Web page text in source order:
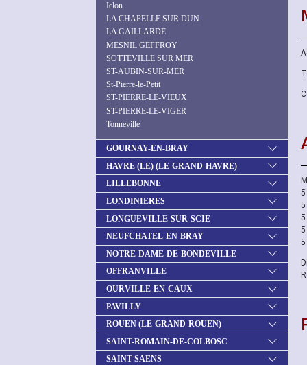
Iclon
LA CHAPELLE SUR DUN
LA GAILLARDE
MESNIL GEFFROY
SOTTEVILLE SUR MER
ST-AUBIN-SUR-MER
St-Pierre-le-Petit
ST-PIERRE-LE-VIEUX
ST-PIERRE-LE-VIGER
Tonneville
GOURNAY-EN-BRAY
HAVRE (LE) (LE-GRAND-HAVRE)
LILLEBONNE
LONDINIERES
LONGUEVILLE-SUR-SCIE
NEUFCHATEL-EN-BRAY
NOTRE-DAME-DE-BONDEVILLE
OFFRANVILLE
OURVILLE-EN-CAUX
PAVILLY
ROUEN (LE-GRAND-ROUEN)
SAINT-ROMAIN-DE-COLBOSC
SAINT-SAENS
5
5
5
5
5